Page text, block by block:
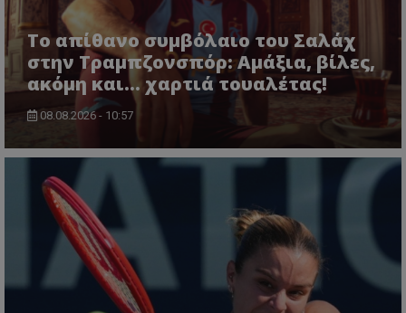
Το απίθανο συμβόλαιο του Σαλάχ
στην Τραμπζονσπόρ: Αμάξια, βίλες,
ακόμη και... χαρτιά τουαλέτας!
08.08.2026 - 10:57